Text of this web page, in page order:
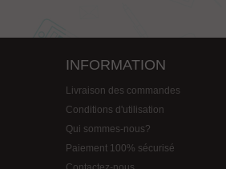
INFORMATION
Livraison des commandes
Conditions d'utilisation
Qui sommes-nous?
Paiement 100% sécurisé